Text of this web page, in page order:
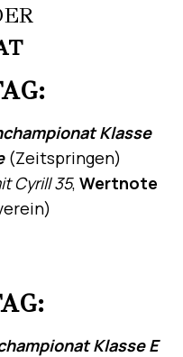
Klasse
(Zeitspringen)
Cyrill 35, Wertnote
Klasse E